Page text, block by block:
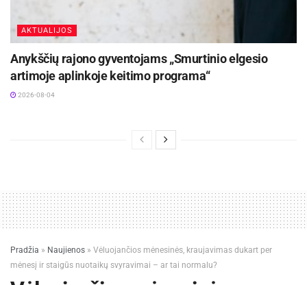
AKTUALIJOS
Anykščių rajono gyventojams „Smurtinio elgesio
artimoje aplinkoje keitimo programa“
2026-08-04
Pradžia » Naujienos » Vėluojančios mėnesinės, kraujavimas dukart per
mėnesį ir staigūs nuotaikų svyravimai – ar tai normalu?